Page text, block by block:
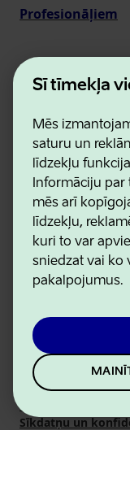
Šī tīmekļa
Mēs
saturu un
līdzekļu
Informāciju
mēs arī
līdzekļu,
kuri to var
sniedzat vai ko
pakalpojumus.
Profesionāļiem
Medijiem
Pievienoties
Estonian Business
Kontakti
Sadarbības partneri
Lietošanas
Sīkdatņu un